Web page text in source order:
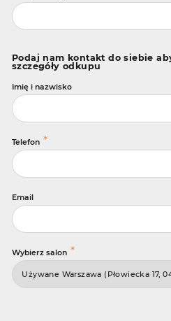
Podaj nam kontakt do siebie
szczegóły odkupu
Imię i nazwisko
Telefon *
Email
Wybierz salon *